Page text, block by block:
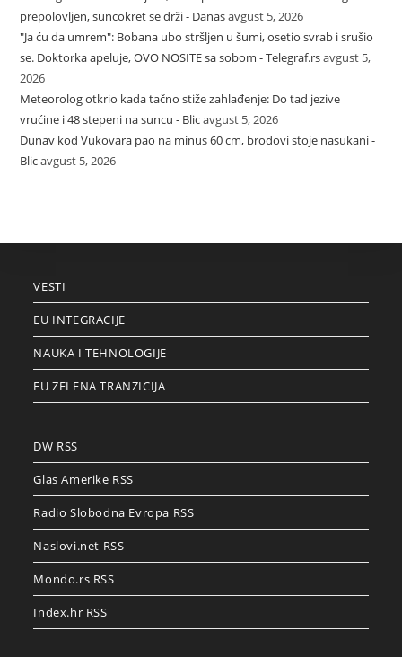
prepolovljen, suncokret se drži - Danasavgust 5, 2026
"Ja ću da umrem": Bobana ubo stršljen u šumi, osetio svrab i srušio
se. Doktorka apeluje, OVO NOSITE sa sobom - Telegraf.rsavgust 5,
2026
Meteorolog otkrio kada tačno stiže zahlađenje: Do tad jezive
vrućine i 48 stepeni na suncu - Blicavgust 5, 2026
Dunav kod Vukovara pao na minus 60 cm, brodovi stoje nasukani -
Blicavgust 5, 2026
VESTI
EU INTEGRACIJE
NAUKA I TEHNOLOGIJE
EU ZELENA TRANZICIJA
DW RSS
Glas Amerike RSS
Radio Slobodna Evropa RSS
Naslovi.net RSS
Mondo.rs RSS
Index.hr RSS